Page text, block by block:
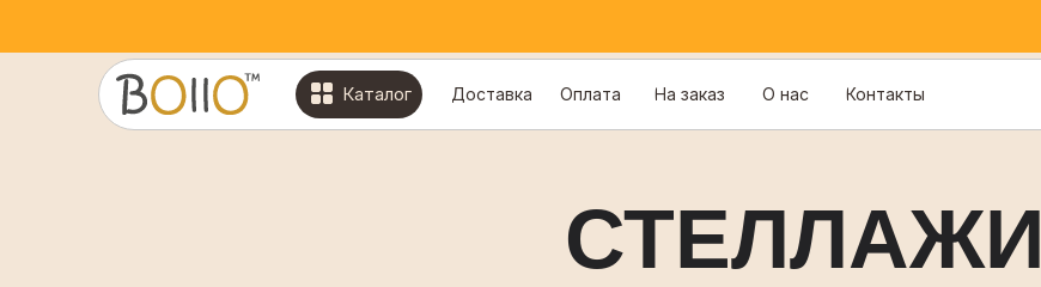
Доставка Оплата На заказ О нас Контакты
Каталог
СТЕЛЛАЖИ